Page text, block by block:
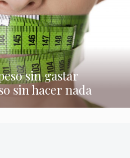
sin gastar
sin hacer nada